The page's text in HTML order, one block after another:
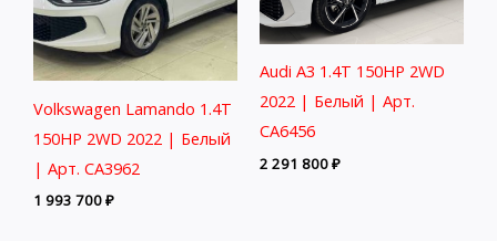
Volkswagen Lamando 1.4T
150HP 2WD 2022 | Белый
| Арт. CA3962
1 993 700₽
Audi A3 1.4T 150HP 2WD
2022 | Белый | Арт.
CA6456
2 291 800₽